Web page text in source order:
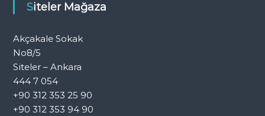
Siteler Mağaza
Akçakale Sokak
No8/5
Siteler – Ankara
444 7 054
+90 312 353 25 90
+90 312 353 94 90